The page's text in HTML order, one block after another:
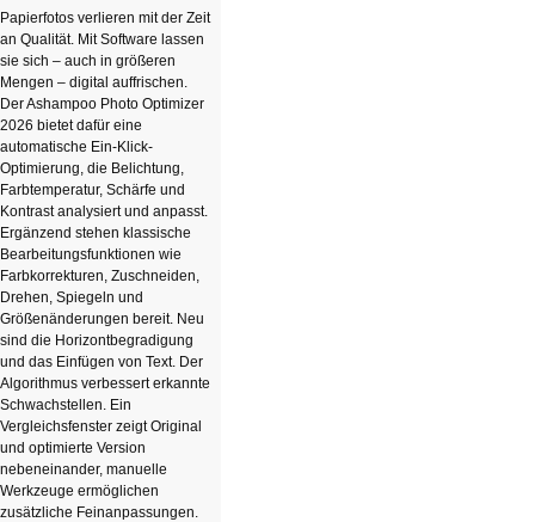
Papierfotos verlieren mit der Zeit
an Qualität. Mit Software lassen
sie sich – auch in größeren
Mengen – digital auffrischen.
Der Ashampoo Photo Optimizer
2026 bietet dafür eine
automatische Ein-Klick-
Optimierung, die Belichtung,
Farbtemperatur, Schärfe und
Kontrast analysiert und anpasst.
Ergänzend stehen klassische
Bearbeitungsfunktionen wie
Farbkorrekturen, Zuschneiden,
Drehen, Spiegeln und
Größenänderungen bereit. Neu
sind die Horizontbegradigung
und das Einfügen von Text. Der
Algorithmus verbessert erkannte
Schwachstellen. Ein
Vergleichsfenster zeigt Original
und optimierte Version
nebeneinander, manuelle
Werkzeuge ermöglichen
zusätzliche Feinanpassungen.